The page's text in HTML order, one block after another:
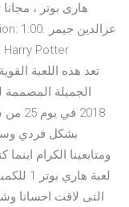
هارى بوتر ،
الجميلة المصممة
بشكل فردي
ومتابعينا الكرام
لعبة
التى لاقت احسانا